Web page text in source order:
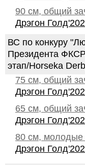
90 см, общий
Дрэгон
ВС по конкуру
Президента
этап/Horseka
75 см, общий
Дрэгон
65 см, общий
Дрэгон
80 см,
Дрэгон